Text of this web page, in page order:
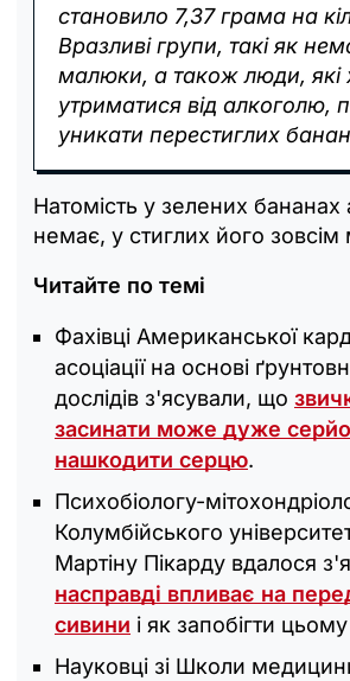
становило 7,37 грама на
Вразливі групи, такі як
малюки, а також люди, які
утриматися від алкоголю,
уникати перестиглих
Натомість у зелених
немає, у стиглих його зовсім
Читайте по темі
Фахівці Американської
асоціації на основі
дослідів з'ясували, що
засинати може дуже
нашкодити серцю.
Психобіологу-
Колумбійського
Мартіну Пікарду вдалося
насправді впливає на
сивини і як запобігти
Науковці зі Школи